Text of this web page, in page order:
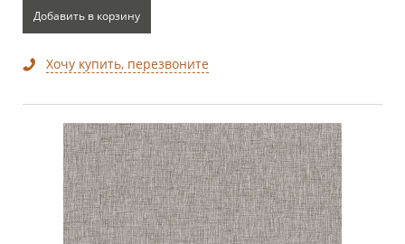
Добавить в корзину
Хочу купить, перезвоните